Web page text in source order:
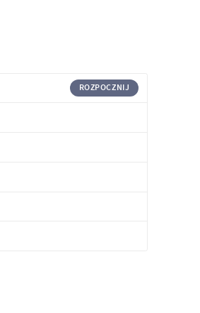
ROZPOCZNIJ